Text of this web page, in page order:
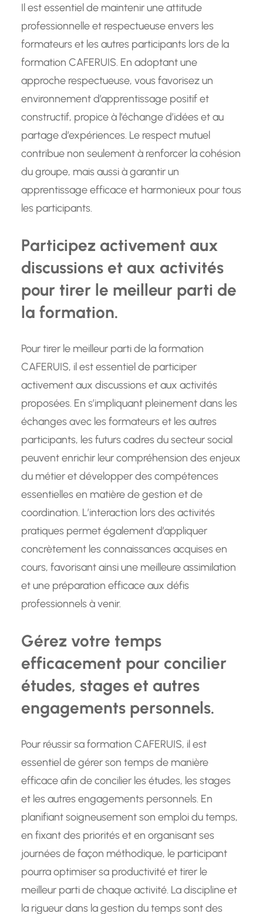
Il est essentiel de maintenir une attitude
professionnelle et respectueuse envers les
formateurs et les autres participants lors de la
formation CAFERUIS. En adoptant une
approche respectueuse, vous favorisez un
environnement d’apprentissage positif et
constructif, propice à l’échange d’idées et au
partage d’expériences. Le respect mutuel
contribue non seulement à renforcer la cohésion
du groupe, mais aussi à garantir un
apprentissage efficace et harmonieux pour tous
les participants.
Participez activement aux
discussions et aux activités
pour tirer le meilleur parti de
la formation.
Pour tirer le meilleur parti de la formation
CAFERUIS, il est essentiel de participer
activement aux discussions et aux activités
proposées. En s’impliquant pleinement dans les
échanges avec les formateurs et les autres
participants, les futurs cadres du secteur social
peuvent enrichir leur compréhension des enjeux
du métier et développer des compétences
essentielles en matière de gestion et de
coordination. L’interaction lors des activités
pratiques permet également d’appliquer
concrètement les connaissances acquises en
cours, favorisant ainsi une meilleure assimilation
et une préparation efficace aux défis
professionnels à venir.
Gérez votre temps
efficacement pour concilier
études, stages et autres
engagements personnels.
Pour réussir sa formation CAFERUIS, il est
essentiel de gérer son temps de manière
efficace afin de concilier les études, les stages
et les autres engagements personnels. En
planifiant soigneusement son emploi du temps,
en fixant des priorités et en organisant ses
journées de façon méthodique, le participant
pourra optimiser sa productivité et tirer le
meilleur parti de chaque activité. La discipline et
la rigueur dans la gestion du temps sont des